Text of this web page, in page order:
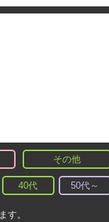
その他
40代 50代～
す。